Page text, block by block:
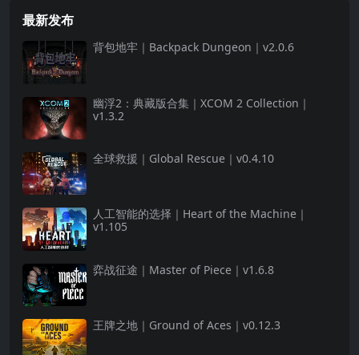
最新发布
背包地牢｜Backpack Dungeon｜v2.0.6
幽浮2：典藏版合集｜XCOM 2 Collection｜
v1.3.2
全球救援｜Global Rescue｜v0.4.10
人工智能的选择｜Heart of the Machine｜
v1.105
弈战征途｜Master of Piece｜v1.6.8
王牌之地｜Ground of Aces｜v0.12.3